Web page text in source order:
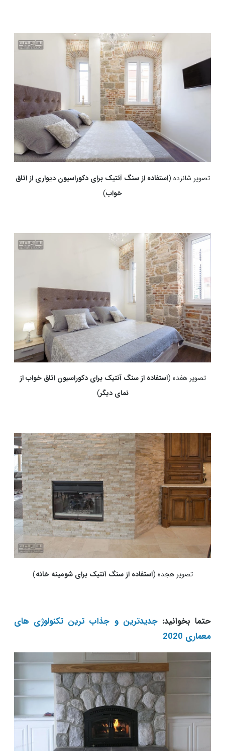
تصویر شانزده ( استفاده از سنگ آنتیک برای دکوراسیون دیواری از اتاق
خواب)
تصویر هفده ( استفاده از سنگ آنتیک برای دکوراسیون اتاق خواب از
نمای دیگر)
تصویر هجده ( استفاده از سنگ آنتیک برای شومینه خانه)
حتما بخوانید: جدیدترین و جذاب ترین تکنولوژی های
معماری 2020